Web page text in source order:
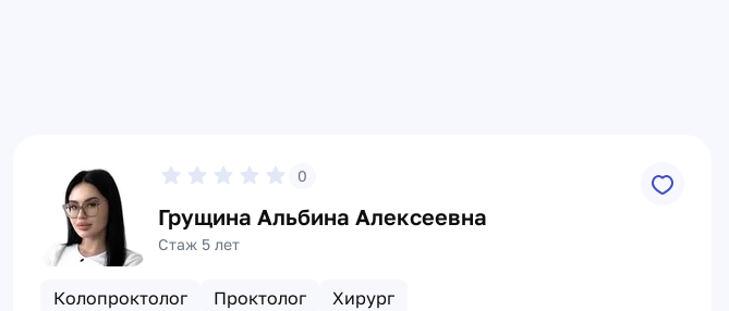
0
Грущина Альбина Алексеевна
Стаж 5 лет
Колопроктолог Проктолог Хирург